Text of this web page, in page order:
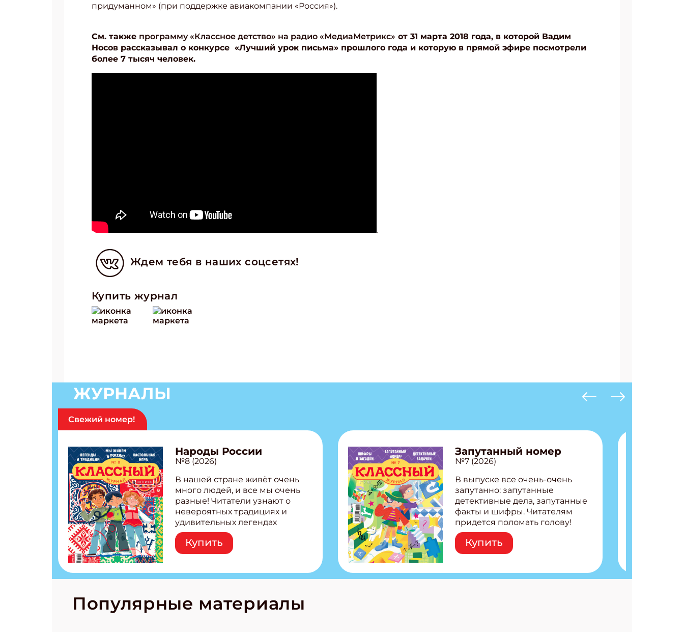
придуманном» (при поддержке авиакомпании «Россия»).
См. также программу «Классное детство» на радио «МедиаМетрикс» от 31 марта 2018 года, в которой Вадим
Носов рассказывал о конкурсе «Лучший урок письма» прошлого года и которую в прямой эфире посмотрели
более 7 тысяч человек.
.
Ждем тебя в наших соцсетях!
Купить журнал
ЖУРНАЛЫ
Свежий номер!
Народы России
№8 (2026)
В нашей стране живёт очень
много людей, и все мы очень
разные! Читатели узнают о
невероятных традициях и
удивительных легендах
народов России! Внутри:
Легенды татар, башкир и
бурятов Настольная игра
странные слова Традиционные
космические приключения!
Купить
Запутанный номер
№7 (2026)
В выпуске все очень-очень
запутанно: запутанные
детективные дела, запутанные
факты и шифры. Читателям
придется поломать голову!
Внутри: Шифры и
расшифровки Плетем
запутанные поделки
Ищем коды 3 комикса
Купить
Популярные материалы